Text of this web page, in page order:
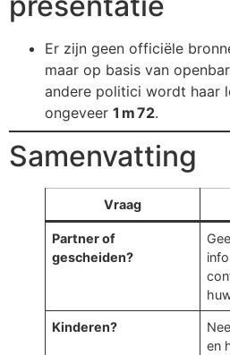
Er zijn geen officiële
maar op basis van
andere politici wordt haar
ongeveer 1 m 72.
Samenvatting
Vraag
Partner of
gescheiden?
Kinderen?
en